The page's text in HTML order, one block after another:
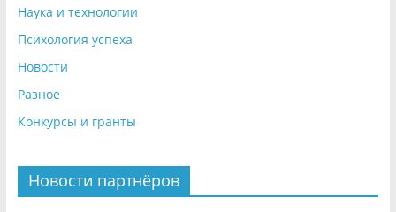
Наука и технологии
Психология успеха
Новости
Разное
Конкурсы и гранты
Новости партнёров